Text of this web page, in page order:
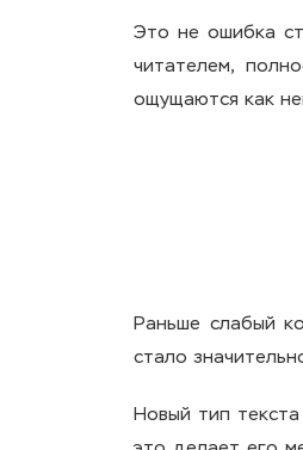
Это не ошибка
читателем,
ощущаются как
Раньше слабый
стало
Новый тип